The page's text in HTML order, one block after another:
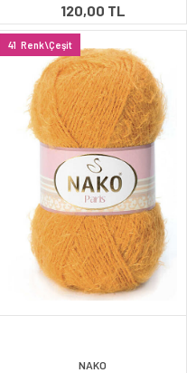
120,00 TL
41 Renk\Çeşit
NAKO